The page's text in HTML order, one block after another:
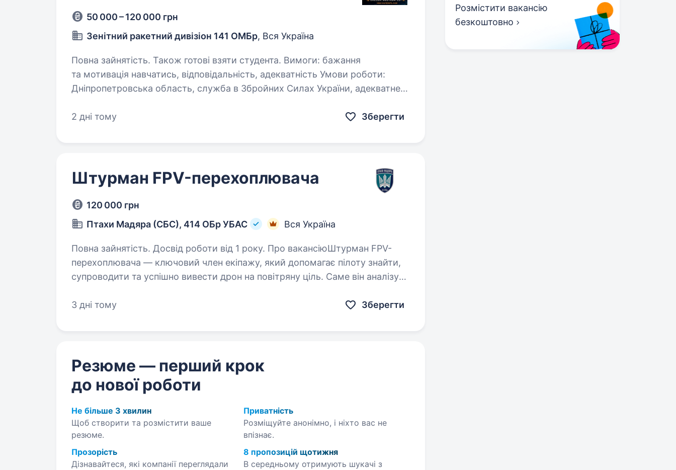
50 000 – 120 000 грн
Зенітний ракетний дивізіон 141 ОМБр, Вся Україна
Повна зайнятість. Також готові взяти студента. Вимоги: бажання
та мотивація навчатись, відповідальність, адекватність Умови роботи:
Дніпропетровська область, служба в Збройних Силах України, адекватне
2 дні тому
Зберегти
Штурман FPV-перехоплювача
120 000 грн
Птахи Мадяра (СБС), 414 ОБр УБАС
Вся Україна
Повна зайнятість. Досвід роботи від 1 року. Про вакансіюШтурман FPV-
перехоплювача — ключовий член екіпажу, який допомагає пілоту знайти,
супроводити та успішно вивести дрон на повітряну ціль. Саме він аналізує
3 дні тому
Зберегти
Резюме — перший крок
до нової роботи
Не більше 3 хвилин
Щоб створити та розмістити ваше
резюме.
Приватність
Розміщуйте анонімно, і ніхто вас не
впізнає.
Прозорість
Дізнавайтеся, які компанії переглядали
8 пропозицій щотижня
В середньому отримують шукачі з
Розмістити вакансію
безкоштовно